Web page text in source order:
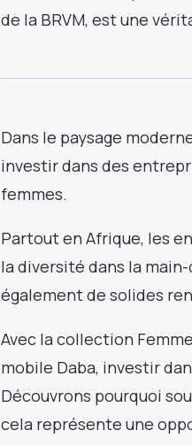
de la BRVM, est une
Dans le paysage
investir dans des
femmes.
Partout en Afrique, les
la diversité dans la
également de solides
Avec la collection
mobile Daba, investir
Découvrons pourquoi
cela représente une